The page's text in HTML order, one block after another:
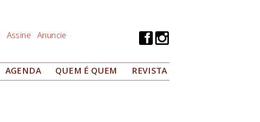
Assine Anuncie
AGENDA QUEM É QUEM REVISTA